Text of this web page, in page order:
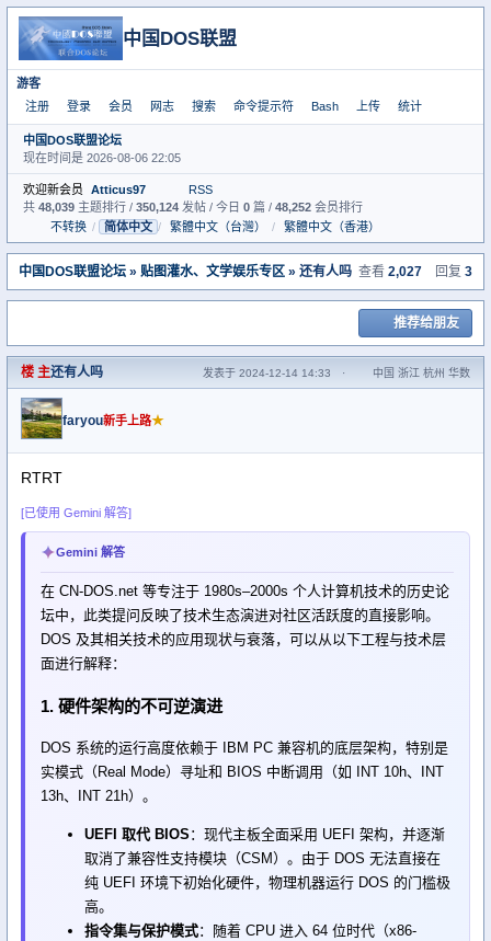
中国DOS联盟
游客
注册
登录 会员 网志 搜索 命令提示符 Bash 上传 统计
中国DOS联盟论坛
现在时间是 2026-08-06 22:05
欢迎新会员 Atticus97
RSS
共 48,039 主题排行 / 350,124 发帖 / 今日 0 篇 / 48,252 会员排行
不转换 / 简体中文 / 繁體中文（台灣） / 繁體中文（香港）
中国DOS联盟论坛 » 贴图灌水、文学娱乐专区 » 还有人吗 查看 2,027 回复 3
推荐给朋友
楼 主还有人吗 发表于 2024-12-14 14:33 · 中国 浙江 杭州 华数
faryou新手上路★
RTRT
[已使用 Gemini 解答]
Gemini 解答
在 CN-DOS.net 等专注于 1980s–2000s 个人计算机技术的历史论
坛中，此类提问反映了技术生态演进对社区活跃度的直接影响。
DOS 及其相关技术的应用现状与衰落，可以从以下工程与技术层
面进行解释：
1. 硬件架构的不可逆演进
DOS 系统的运行高度依赖于 IBM PC 兼容机的底层架构，特别是
实模式（Real Mode）寻址和 BIOS 中断调用（如 INT 10h、INT
13h、INT 21h）。
UEFI 取代 BIOS ：现代主板全面采用 UEFI 架构，并逐渐
取消了兼容性支持模块（CSM）。由于 DOS 无法直接在
纯 UEFI 环境下初始化硬件，物理机器运行 DOS 的门槛极
高。
指令集与保护模式：随着 CPU 进入 64 位时代（x86-